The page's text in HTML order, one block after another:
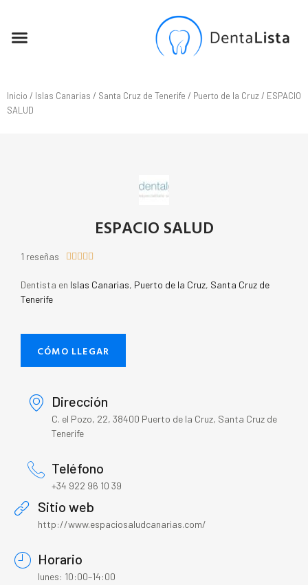
Inicio / Islas Canarias / Santa Cruz de Tenerife / Puerto de la Cruz/ ESPACIO
SALUD
ESPACIO SALUD
1 reseñas     
Dentista en Islas Canarias, Puerto de la Cruz, Santa Cruz de
Tenerife
CÓMO LLEGAR
Dirección
C. el Pozo, 22, 38400 Puerto de la Cruz, Santa Cruz de
Tenerife
Teléfono
+34 922 96 10 39
Sitio web
http://www.espaciosaludcanarias.com/
Horario
lunes: 10:00–14:00